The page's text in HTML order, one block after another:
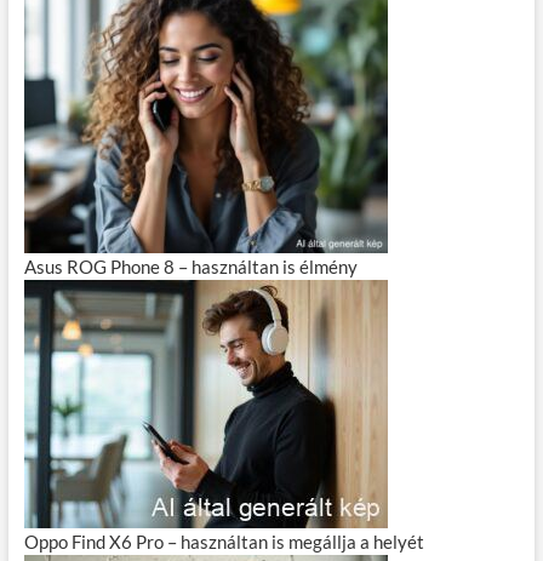
Asus ROG Phone 8 – használtan is élmény
Oppo Find X6 Pro – használtan is megállja a helyét